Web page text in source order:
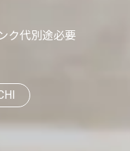
ク代別途必要